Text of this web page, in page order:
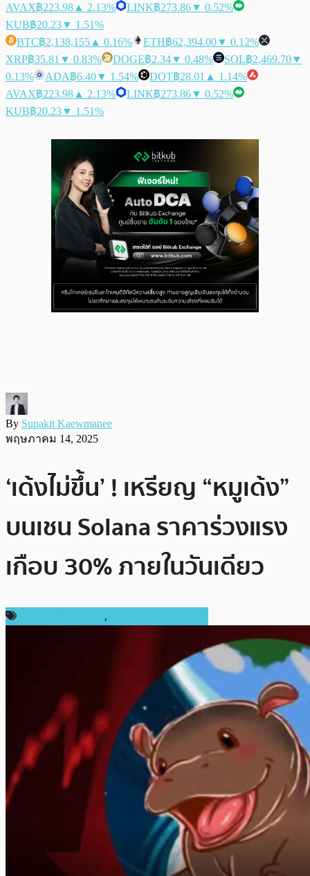
AVAX฿223.98 ▲ 2.13% LINK฿273.86▼ 0.52%
KUB฿20.23▼ 1.51%
BTC฿2,138,155 ▲ 0.16% ETH฿62,394.00▼ 0.12%
XRP฿35.81 ▼ 0.83% DOGE฿2.34▼ 0.48% SOL฿2,469.70▼
0.13%
ADA฿6.40▼ 1.54% DOT฿28.01 ▲ 1.14%
AVAX฿223.98 ▲ 2.13% LINK฿273.86▼ 0.52%
KUB฿20.23▼ 1.51%
By Supakit Kaewmanee
พฤษภาคม 14, 2025
‘เด้งไม่ขึ้น’ ! เหรียญ “หมูเด้ง”
บน​เชน Solana ราคาร่วงแรง
เกือบ 30% ภายในวันเดียว
,